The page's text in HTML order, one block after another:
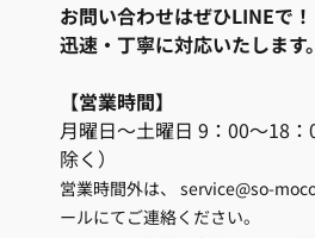
お問い合わせはぜひLINEで！
迅速・丁寧に対応いたします。
【営業時間】
月曜日～土曜日 9：00～18：
除く）
営業時間外は、 service@so-
ールにてご連絡ください。